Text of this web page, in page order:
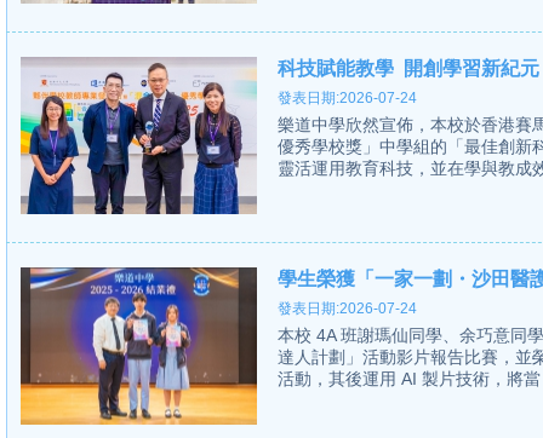
科技賦能教學 開創學習新紀元
發表日期:2026-07-24
樂道中學欣然宣佈，本校於香港賽
優秀學校獎」中學組的「最佳創新
靈活運用教育科技，並在學與教成
學生榮獲「一家一劃・沙田醫
發表日期:2026-07-24
本校 4A 班謝瑪仙同學、余巧意同
達人計劃」活動影片報告比賽，並
活動，其後運用 AI 製片技術，將